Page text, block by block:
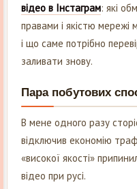
відео в Інстаграм: які
правами і якістю
і що саме потрібно
заливати знову.
Пара побутових
В мене одного разу
відключив економію
«високої якості»
відео при русі.